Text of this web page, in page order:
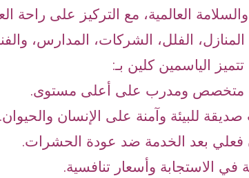
العالمية، مع التركيز على راحة
الفلل، الشركات، المدارس،
تتميز الياسمين كلين بـ:
متخصص ومدرب على أعلى مستوى.
للبيئة وآمنة على الإنسان والحيوان.
فعلي بعد الخدمة ضد عودة الحشرات.
الاستجابة وأسعار تنافسية.